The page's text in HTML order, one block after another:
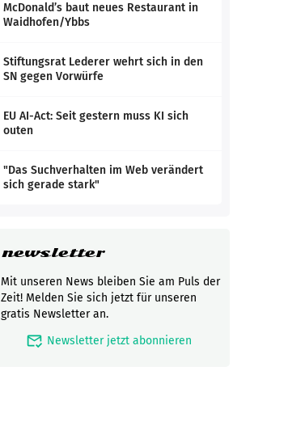
McDonald’s baut neues Restaurant in
Waidhofen/Ybbs
Stiftungsrat Lederer wehrt sich in den
SN gegen Vorwürfe
EU AI-Act: Seit gestern muss KI sich
outen
"Das Suchverhalten im Web verändert
sich gerade stark"
newsletter
Mit unseren News bleiben Sie am Puls der
Zeit! Melden Sie sich jetzt für unseren
gratis Newsletter an.
mark_email_read Newsletter jetzt abonnieren